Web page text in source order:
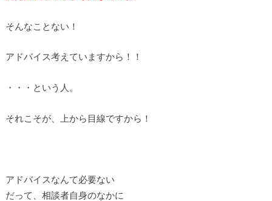
そんなことない！
アドバイス考えていますから！！
・・・という人。
それこそが、上から目線ですから！
アドバイスなんて必要ない
だって、相談者自身のなかに